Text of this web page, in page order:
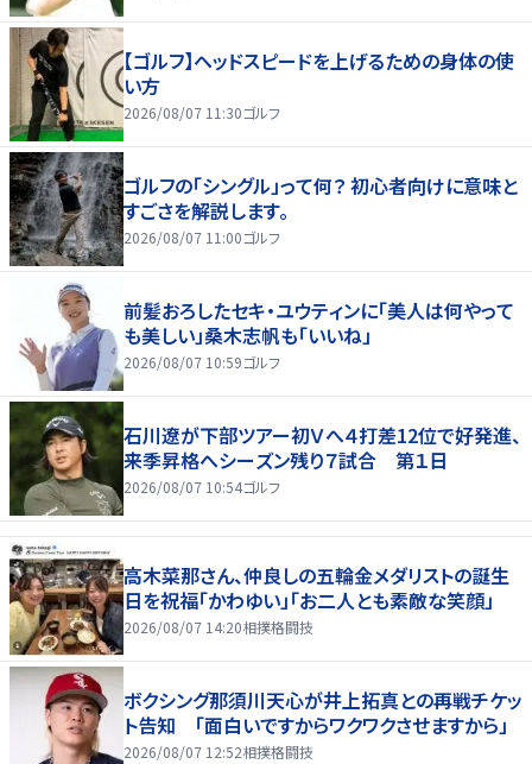
【ゴルフ】ヘッドスピードを上げるための身体の使
い方
2026/08/07 11:30ゴルフ
ゴルフの「シングル」って何？ 初心者向けに意味と
すごさを解説します。
2026/08/07 11:00ゴルフ
前髪おろしたセキ・ユウティンに「美人は何やって
も美しい」桑木志帆も「いいね」
2026/08/07 10:59ゴルフ
石川遼が下部ツアー初Ｖへ４打差12位で好発進、
来季昇格へシーズン残り７試合 第１日
2026/08/07 10:54ゴルフ
高木菜那さん、仲良しの五輪金メダリストの誕生
日を祝福「かわゆい」「お二人とも素敵な笑顔」
2026/08/07 14:20相撲格闘技
ボクシング那須川天心が井上拓真との再戦チケッ
ト告知 「面白いですからワクワクさせますから」
2026/08/07 12:52相撲格闘技